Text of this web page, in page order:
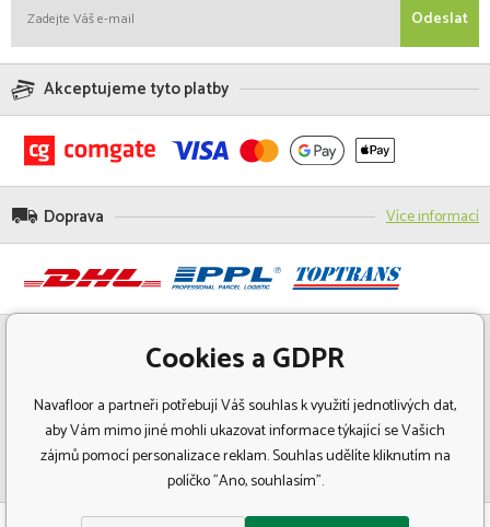
Odeslat
Akceptujeme tyto platby
Doprava Více informací
Cookies a GDPR
Navafloor a partneři potřebují Váš souhlas k využití jednotlivých dat,
aby Vám mimo jiné mohli ukazovat informace týkající se Vašich
zájmů pomocí personalizace reklam. Souhlas udělíte kliknutím na
políčko "Ano, souhlasím".